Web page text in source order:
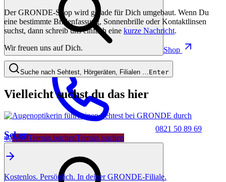
Shop
0821 50 89 69
40Jetzt Termin buchenTermin buchen
Der GRONDE-Shop wird gerade für Dich umgebaut. Wenn Du
eine bestimmte Brillenfassung, Sonnenbrille oder Kontaktlinsen
suchst, dann schreib uns einfach eine kurze Nachricht.
Wir freuen uns auf Dich.
Suche nach Sehtest, Hörgeräten, Filialen … Enter
Vielleicht suchst du das hier
Sehen
Kostenlos. Persönlich. In deiner GRONDE-Filiale.